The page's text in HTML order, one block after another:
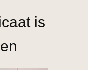
is